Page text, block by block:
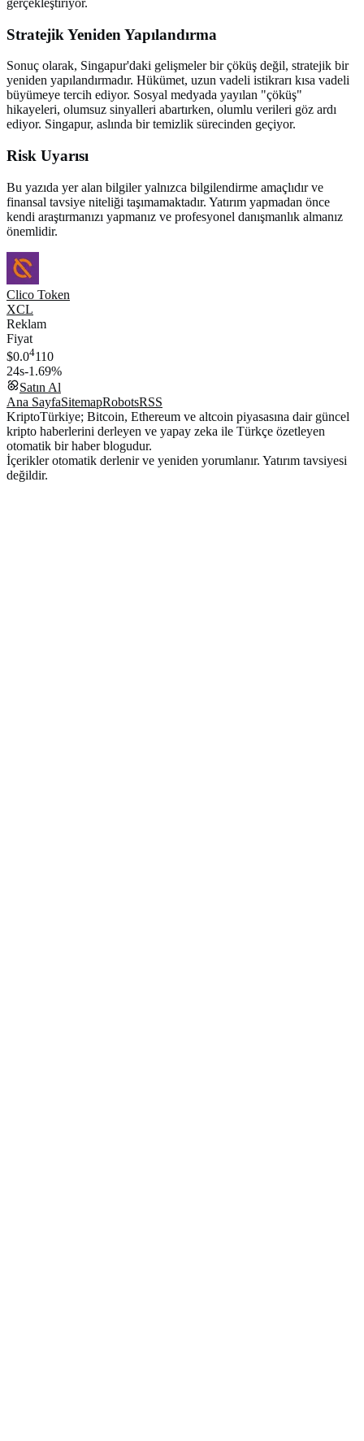
Stratejik Yeniden Yapılandırma
Sonuç olarak, Singapur'daki gelişmeler bir çöküş değil, stratejik bir
yeniden yapılandırmadır. Hükümet, uzun vadeli istikrarı kısa vadeli
büyümeye tercih ediyor. Sosyal medyada yayılan "çöküş"
hikayeleri, olumsuz sinyalleri abartırken, olumlu verileri göz ardı
ediyor. Singapur, aslında bir temizlik sürecinden geçiyor.
Risk Uyarısı
Bu yazıda yer alan bilgiler yalnızca bilgilendirme amaçlıdır ve
finansal tavsiye niteliği taşımamaktadır. Yatırım yapmadan önce
kendi araştırmanızı yapmanız ve profesyonel danışmanlık almanız
önemlidir.
Clico Token
XCL
Reklam
Fiyat
$0.04110
24s-1.69%
Satın Al
Ana SayfaSitemapRobotsRSS
KriptoTürkiye; Bitcoin, Ethereum ve altcoin piyasasına dair güncel
kripto haberlerini derleyen ve yapay zeka ile Türkçe özetleyen
otomatik bir haber blogudur.
İçerikler otomatik derlenir ve yeniden yorumlanır. Yatırım tavsiyesi
değildir.